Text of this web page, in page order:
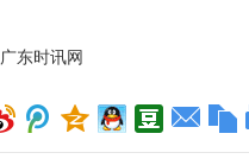
广东时讯网